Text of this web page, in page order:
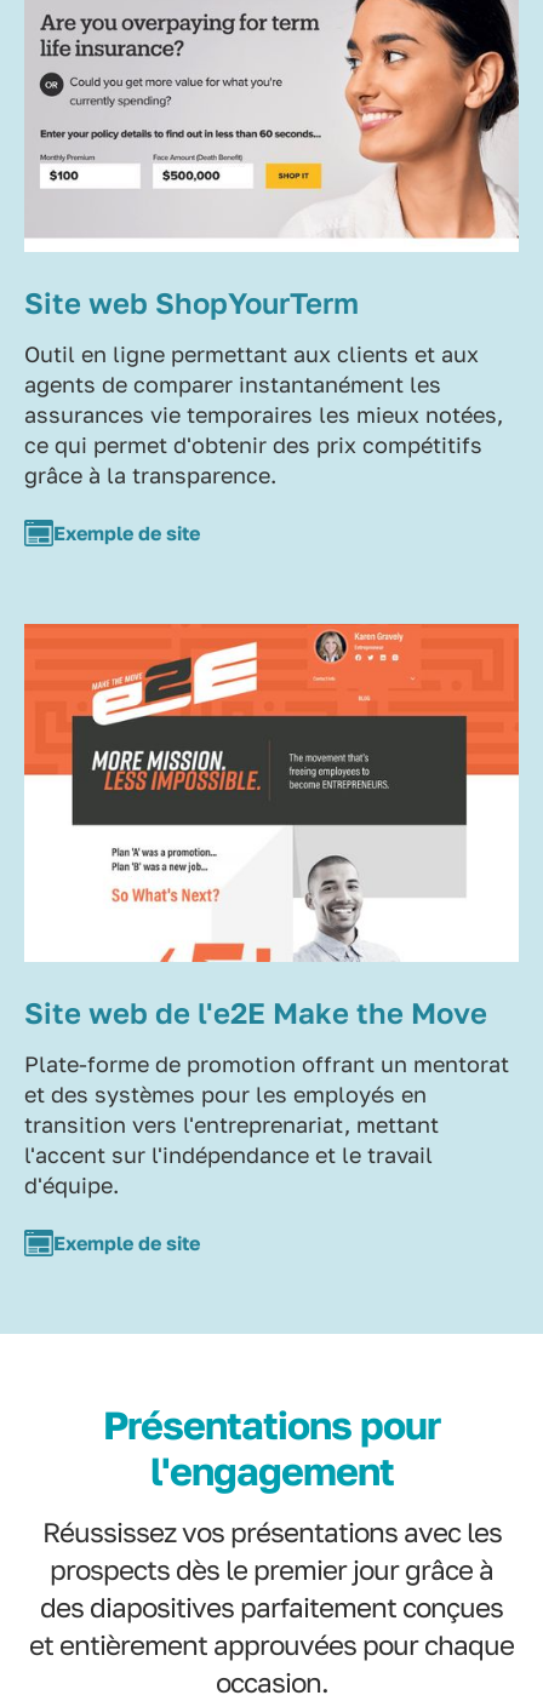
Site web ShopYourTerm
Outil en ligne permettant aux clients et aux
agents de comparer instantanément les
assurances vie temporaires les mieux notées,
ce qui permet d'obtenir des prix compétitifs
grâce à la transparence.
Exemple de site
Site web de l'e2E Make the Move
Plate-forme de promotion offrant un mentorat
et des systèmes pour les employés en
transition vers l'entreprenariat, mettant
l'accent sur l'indépendance et le travail
d'équipe.
Exemple de site
Présentations pour
l'engagement
Réussissez vos présentations avec les
prospects dès le premier jour grâce à
des diapositives parfaitement conçues
et entièrement approuvées pour chaque
occasion.